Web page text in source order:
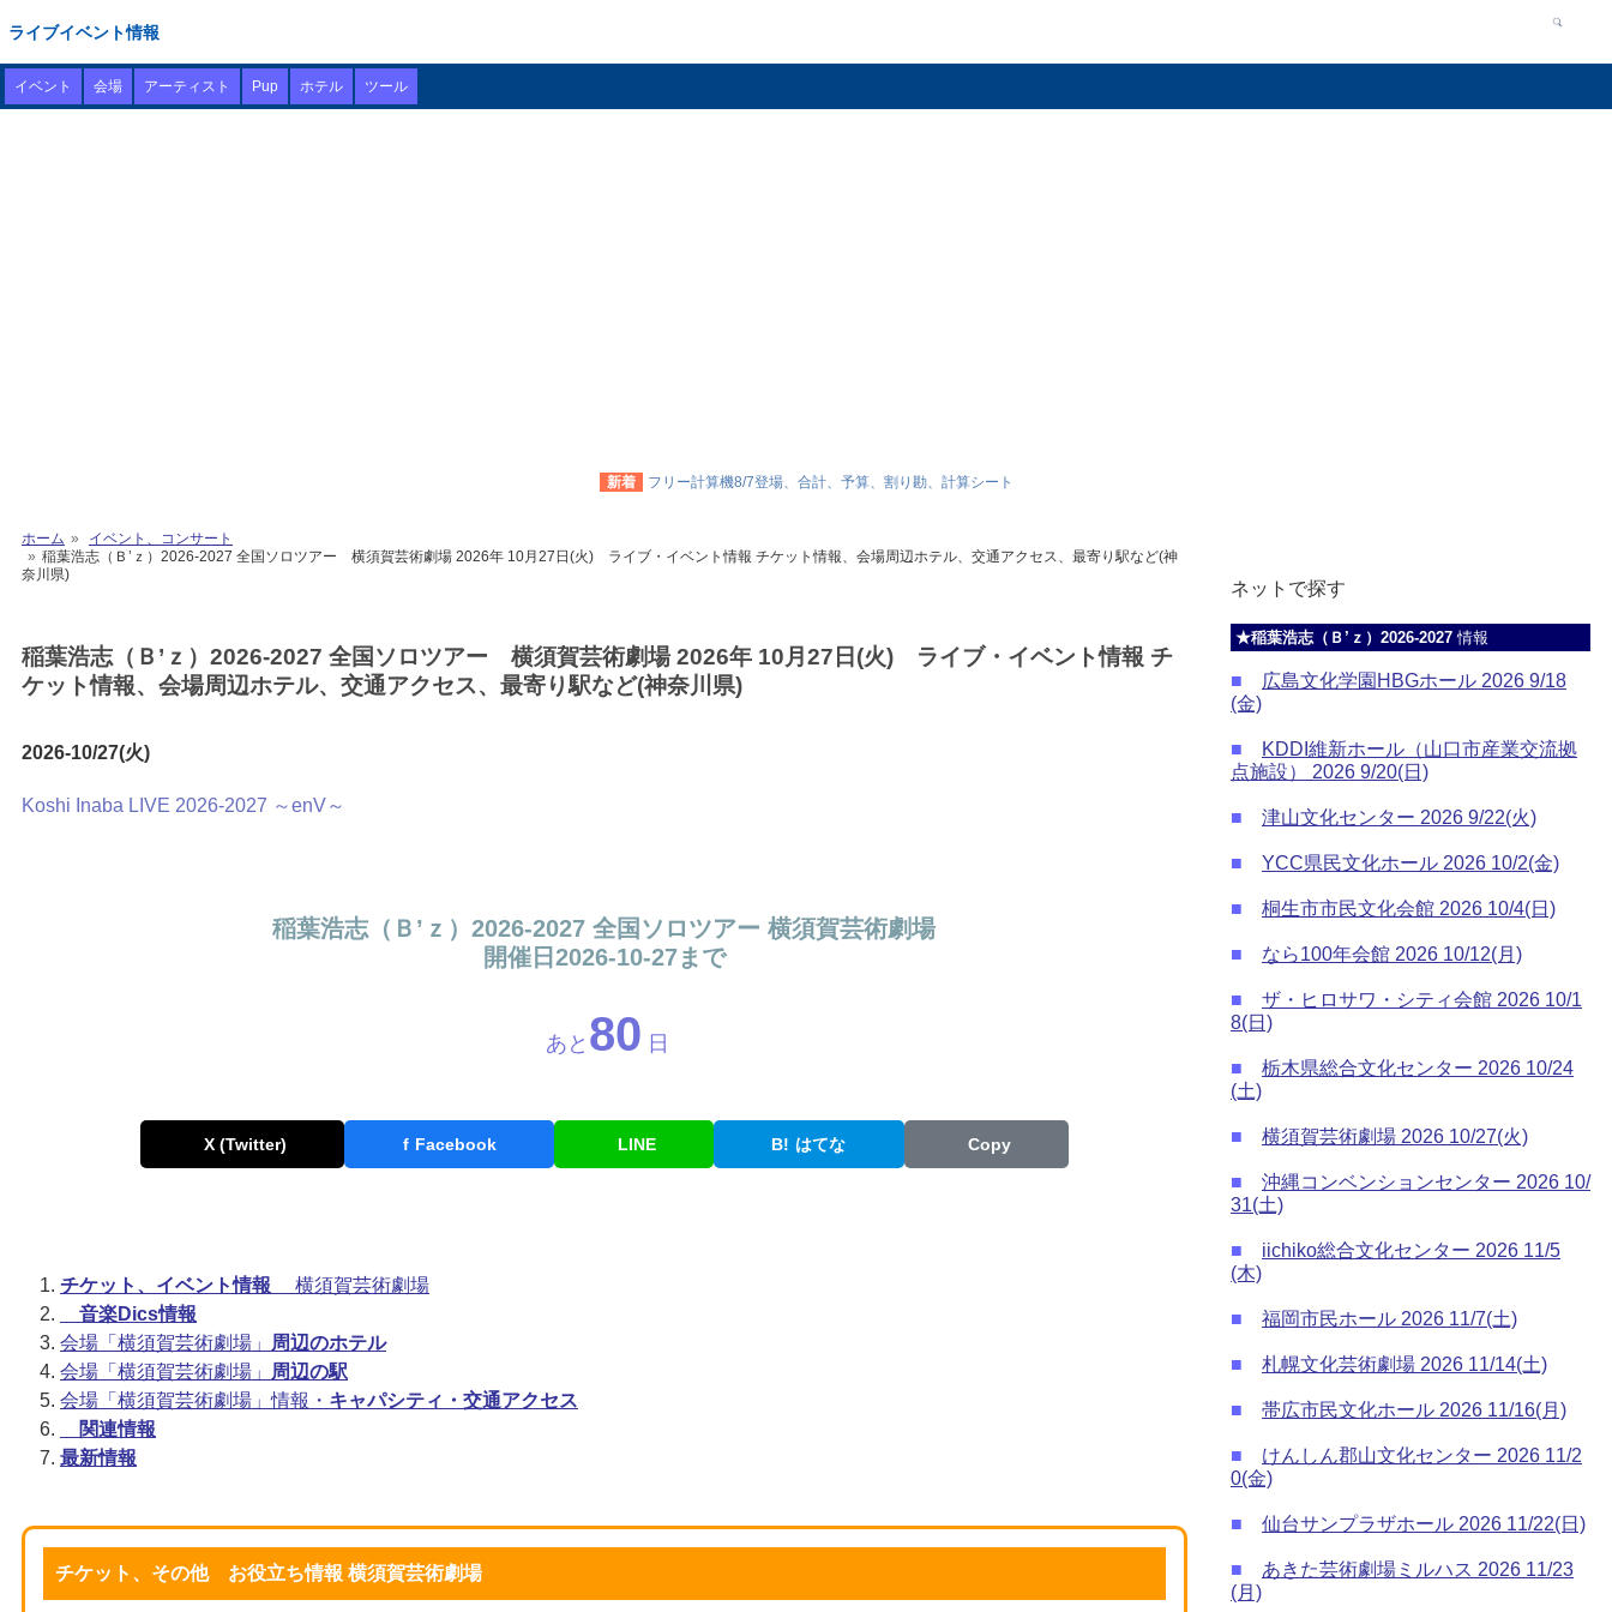
ライブイベント情報
イベント 会場 アーティスト Pup ホテル ツール
新着 フリー計算機8/7登場、合計、予算、割り勘、計算シート
ホーム
イベント、コンサート
稲葉浩志（Ｂ’ｚ）2026-2027 全国ソロツアー 横須賀芸術劇場 2026年 10月27日(火) ライブ・イベント情報 チケット情報、会場周辺ホテル、交通アクセス、最寄り駅など(神
奈川県)
稲葉浩志（Ｂ’ｚ）2026-2027 全国ソロツアー 横須賀芸術劇場 2026年 10月27日(火) ライブ・イベント情報 チ
ケット情報、会場周辺ホテル、交通アクセス、最寄り駅など(神奈川県)
2026-10/27(火)
Koshi Inaba LIVE 2026-2027 ～enV～
稲葉浩志（Ｂ’ｚ）2026-2027 全国ソロツアー 横須賀芸術劇場
開催日2026-10-27まで
あと 80 日
X (Twitter) f Facebook LINE B! はてな Copy
チケット、イベント情報 横須賀芸術劇場
音楽Dics情報
会場「横須賀芸術劇場」
周辺のホテル
会場「横須賀芸術劇場」
周辺の駅
会場「横須賀芸術劇場」情報・ キャパシティ・交通アクセス
関連情報
最新情報
チケット、その他 お役立ち情報 横須賀芸術劇場
ネットで探す
★稲葉浩志（Ｂ’ｚ）2026-2027情報
■
広島文化学園HBGホール 2026 9/18
(金)
■
KDDI維新ホール（山口市産業交流拠
点施設） 2026 9/20(日)
■ 津山文化センター 2026 9/22(火)
■ YCC県民文化ホール 2026 10/2(金)
■ 桐生市市民文化会館 2026 10/4(日)
■ なら100年会館 2026 10/12(月)
■
ザ・ヒロサワ・シティ会館 2026 10/1
8(日)
■
栃木県総合文化センター 2026 10/24
(土)
■ 横須賀芸術劇場 2026 10/27(火)
■
沖縄コンベンションセンター 2026 10/
31(土)
■
iichiko総合文化センター 2026 11/5
(木)
■ 福岡市民ホール 2026 11/7(土)
■ 札幌文化芸術劇場 2026 11/14(土)
■ 帯広市民文化ホール 2026 11/16(月)
■
けんしん郡山文化センター 2026 11/2
0(金)
■ 仙台サンプラザホール 2026 11/22(日)
■
あきた芸術劇場ミルハス 2026 11/23
(月)